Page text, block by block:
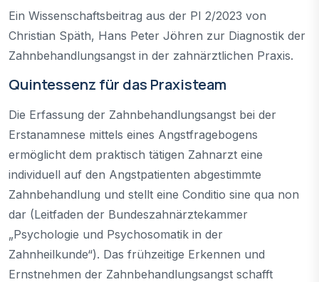
Ein Wissenschaftsbeitrag aus der PI 2/2023 von
Christian Späth, Hans Peter Jöhren zur Diagnostik der
Zahnbehandlungsangst in der zahnärztlichen Praxis.
Quintessenz für das Praxisteam
Die Erfassung der Zahnbehandlungsangst bei der
Erstanamnese mittels eines Angstfragebogens
ermöglicht dem praktisch tätigen Zahnarzt eine
individuell auf den Angstpatienten abgestimmte
Zahnbehandlung und stellt eine Conditio sine qua non
dar (Leitfaden der Bundeszahnärztekammer
„Psychologie und Psychosomatik in der
Zahnheilkunde“). Das frühzeitige Erkennen und
Ernstnehmen der Zahnbehandlungsangst schafft